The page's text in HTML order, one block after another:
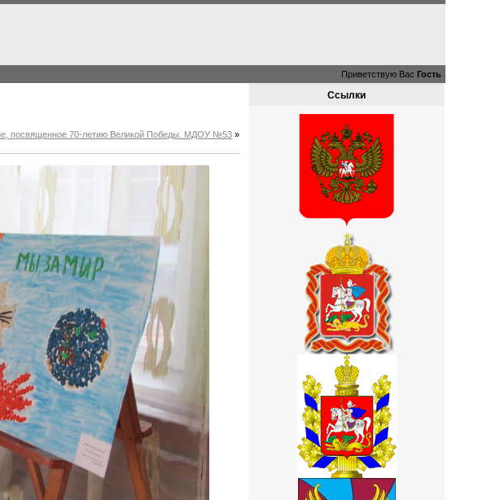
Приветствую Вас Гость
посвященное 70-летию Великой Победы. МДОУ №53 »
Ссылки